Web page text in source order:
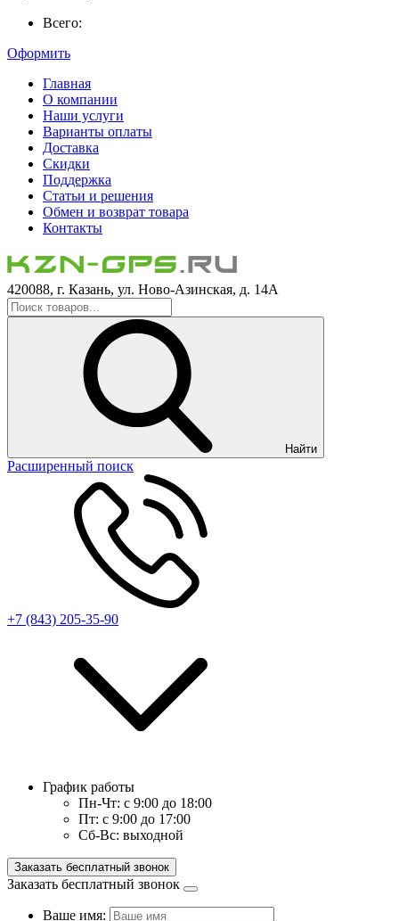
Всего:
Оформить
Главная
О компании
Наши услуги
Варианты оплаты
Доставка
Скидки
Поддержка
Статьи и решения
Обмен и возврат товара
Контакты
420088, г. Казань, ул. Ново-Азинская, д. 14А
Найти
Расширенный поиск
+7 (843) 205-35-90
График работы
Пн-Чт: с 9:00 до 18:00
Пт: с 9:00 до 17:00
Сб-Вс: выходной
Заказать бесплатный звонок
Заказать бесплатный звонок
Ваше имя: